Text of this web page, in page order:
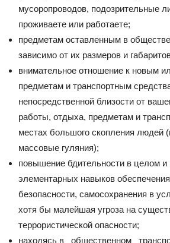
мусоропроводов, подозрительные
проживаете или работаете;
предметам оставленным в
зависимо от их размеров и
внимательное отношение к новым
предметам и транспортным
непосредственной близости от
работы, отдыха, предметам и
местах большого скопления людей
массовые гуляния);
повышение бдительности в целом и
элементарных навыков
безопасности, самосохранения в
хотя бы малейшая угроза на
террористической опасности;
находясь в общественном